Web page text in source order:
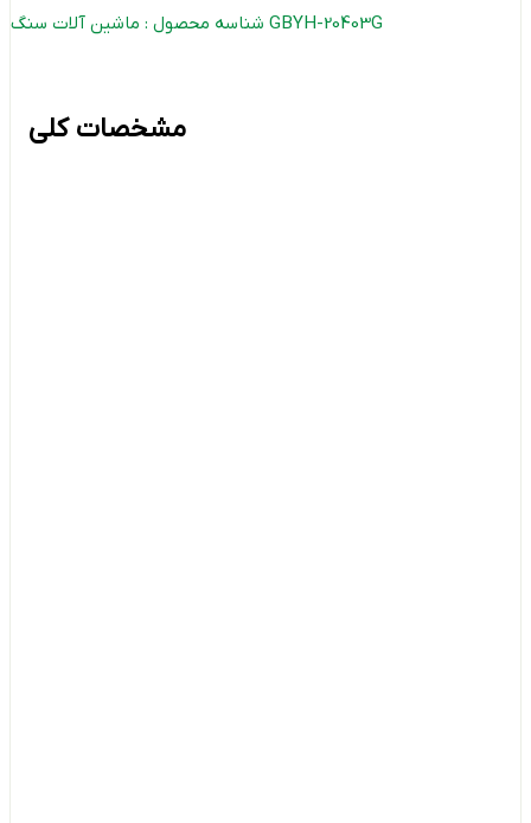
شناسه محصول : ماشین آلات سنگ GBYH-20403G
مشخصات کلی